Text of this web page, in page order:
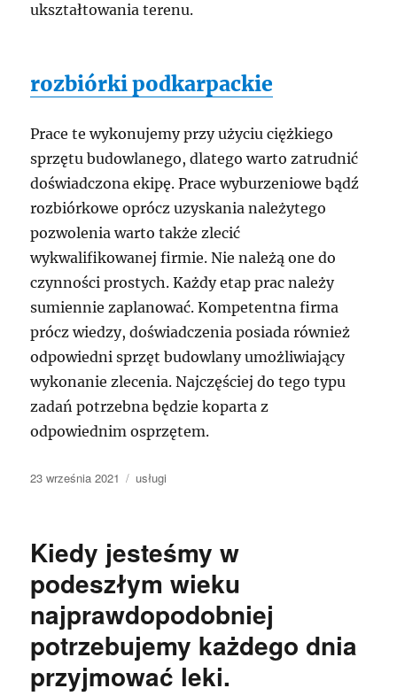
ukształtowania terenu.
rozbiórki podkarpackie
Prace te wykonujemy przy użyciu ciężkiego
sprzętu budowlanego, dlatego warto zatrudnić
doświadczona ekipę. Prace wyburzeniowe bądź
rozbiórkowe oprócz uzyskania należytego
pozwolenia warto także zlecić
wykwalifikowanej firmie. Nie należą one do
czynności prostych. Każdy etap prac należy
sumiennie zaplanować. Kompetentna firma
prócz wiedzy, doświadczenia posiada również
odpowiedni sprzęt budowlany umożliwiający
wykonanie zlecenia. Najczęściej do tego typu
zadań potrzebna będzie koparta z
odpowiednim osprzętem.
Data
23 września 2021 Kategorie
usługi
Kiedy jesteśmy w
podeszłym wieku
najprawdopodobniej
potrzebujemy każdego dnia
przyjmować leki.